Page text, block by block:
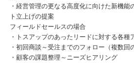
・経営管理の更なる高度化に向けた新機能
ト立上げの提案
フィールドセールスの場合
・トスアップのあったリードに対する各種
・初回商談～受注までのフォロー（複数回
・顧客の課題整理～ニーズヒアリング